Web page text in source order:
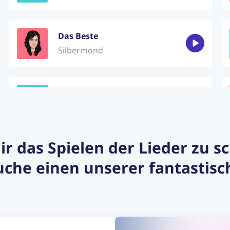
Das Beste
Silbermond
Someone like you
Adele
das Spielen der Lieder zu
einen unserer